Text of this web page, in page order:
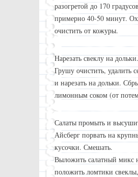
разогретой до 170
примерно 40-50 минут.
очистить от кожуры.
Нарезать свеклу на дольки.
Грушу очистить, удалить
и нарезать на дольки.
лимонным соком (от
Салаты промыть и
Айсберг порвать на
кусочки. Смешать.
Выложить салатный микс
положить ломтики